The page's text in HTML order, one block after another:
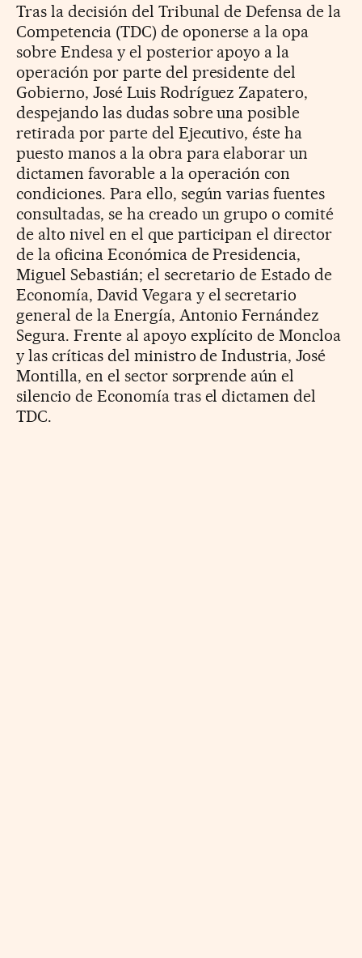
Tras la decisión del Tribunal de Defensa de la
Competencia (TDC) de oponerse a la opa
sobre Endesa y el posterior apoyo a la
operación por parte del presidente del
Gobierno, José Luis Rodríguez Zapatero,
despejando las dudas sobre una posible
retirada por parte del Ejecutivo, éste ha
puesto manos a la obra para elaborar un
dictamen favorable a la operación con
condiciones. Para ello, según varias fuentes
consultadas, se ha creado un grupo o comité
de alto nivel en el que participan el director
de la oficina Económica de Presidencia,
Miguel Sebastián; el secretario de Estado de
Economía, David Vegara y el secretario
general de la Energía, Antonio Fernández
Segura. Frente al apoyo explícito de Moncloa
y las críticas del ministro de Industria, José
Montilla, en el sector sorprende aún el
silencio de Economía tras el dictamen del
TDC.